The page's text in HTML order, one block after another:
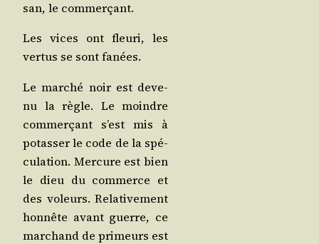
san, le commerçant.
Les vices ont fleu­ri, les
ver­tus se sont fanées.
Le mar­ché noir est deve­
nu la règle. Le moindre
com­mer­çant s’est mis à
potas­ser le code de la spé­
cu­la­tion. Mer­cure est bien
le dieu du com­merce et
des voleurs. Rela­ti­ve­ment
hon­nête avant guerre, ce
mar­chand de pri­meurs est